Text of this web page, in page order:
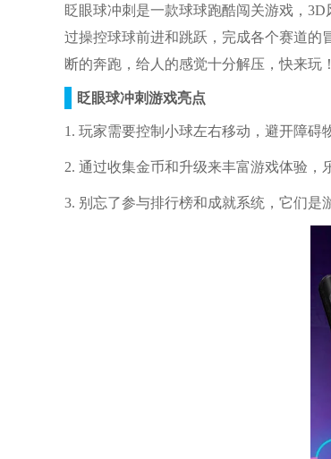
眨眼球冲刺是一款球球跑酷闯关游戏，
过操控球球前进和跳跃，完成各个赛道的
断的奔跑，给人的感觉十分解压，快来玩！
眨眼球冲刺游戏亮点
1. 玩家需要控制小球左右移动，避开障碍
2. 通过收集金币和升级来丰富游戏体验，
3. 别忘了参与排行榜和成就系统，它们是